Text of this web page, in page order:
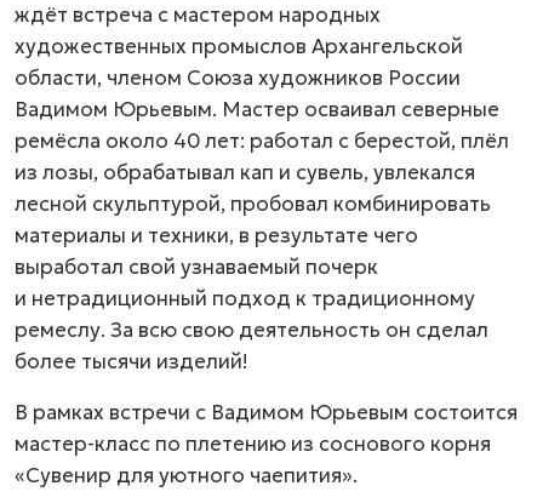
ждёт встреча с мастером народных
художественных промыслов Архангельской
области, членом Союза художников России
Вадимом Юрьевым. Мастер осваивал северные
ремёсла около 40 лет: работал с берестой, плёл
из лозы, обрабатывал кап и сувель, увлекался
лесной скульптурой, пробовал комбинировать
материалы и техники, в результате чего
выработал свой узнаваемый почерк
и нетрадиционный подход к традиционному
ремеслу. За всю свою деятельность он сделал
более тысячи изделий!
В рамках встречи с Вадимом Юрьевым состоится
мастер-класс по плетению из соснового корня
«Сувенир для уютного чаепития».